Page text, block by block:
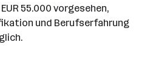
55.000 vorgesehen,
und Berufserfahrung